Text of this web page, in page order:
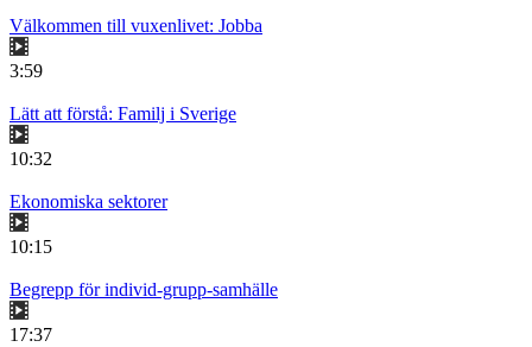
Välkommen till vuxenlivet: Jobba
3:59
Lätt att förstå: Familj i Sverige
10:32
Ekonomiska sektorer
10:15
Begrepp för individ-grupp-samhälle
17:37